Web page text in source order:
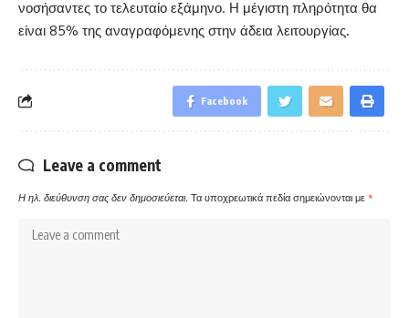
νοσήσαντες το τελευταίο εξάμηνο. Η μέγιστη πληρότητα θα
είναι 85% της αναγραφόμενης στην άδεια λειτουργίας.
Facebook
Leave a comment
Η ηλ. διεύθυνση σας δεν δημοσιεύεται. Τα υποχρεωτικά πεδία σημειώνονται με *